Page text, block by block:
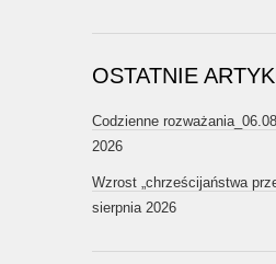
OSTATNIE
Codzienne
2026
Wzrost „chrześcijaństwa
sierpnia 2026